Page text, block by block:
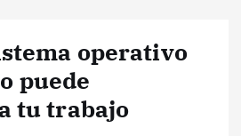
operativo
puede
tu trabajo